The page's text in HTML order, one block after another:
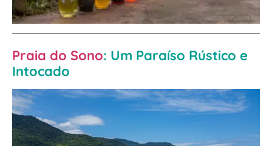
Praia do Sono: Um Paraíso Rústico e
Intocado